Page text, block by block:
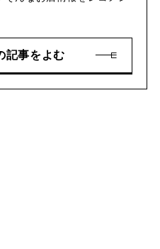
記事をよむ